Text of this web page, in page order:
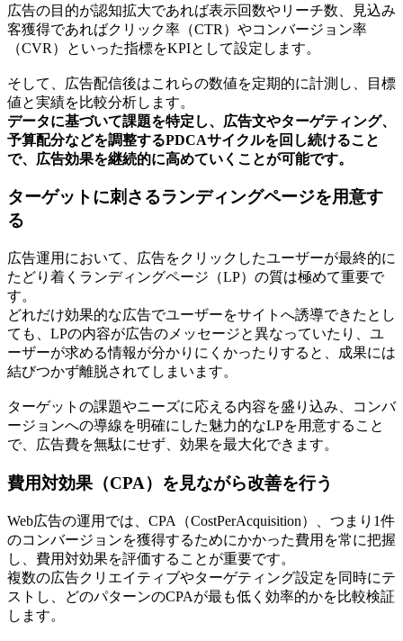
広告の目的が認知拡大であれば表示回数やリーチ数、見込み
客獲得であればクリック率（CTR）やコンバージョン率
（CVR）といった指標をKPIとして設定します。
そして、広告配信後はこれらの数値を定期的に計測し、目標
値と実績を比較分析します。
データに基づいて課題を特定し、広告文やターゲティング、
予算配分などを調整するPDCAサイクルを回し続けること
で、広告効果を継続的に高めていくことが可能です。
ターゲットに刺さるランディングページを用意す
る
広告運用において、広告をクリックしたユーザーが最終的に
たどり着くランディングページ（LP）の質は極めて重要で
す。
どれだけ効果的な広告でユーザーをサイトへ誘導できたとし
ても、LPの内容が広告のメッセージと異なっていたり、ユ
ーザーが求める情報が分かりにくかったりすると、成果には
結びつかず離脱されてしまいます。
ターゲットの課題やニーズに応える内容を盛り込み、コンバ
ージョンへの導線を明確にした魅力的なLPを用意すること
で、広告費を無駄にせず、効果を最大化できます。
費用対効果（CPA）を見ながら改善を行う
Web広告の運用では、CPA（CostPerAcquisition）、つまり1件
のコンバージョンを獲得するためにかかった費用を常に把握
し、費用対効果を評価することが重要です。
複数の広告クリエイティブやターゲティング設定を同時にテ
ストし、どのパターンのCPAが最も低く効率的かを比較検証
します。